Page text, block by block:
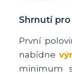
Shrnutí
První
nabídne
minimum